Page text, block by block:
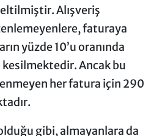
Alışveriş
faturaya
yüzde 10’u oranında
kesilmektedir. Ancak bu
her fatura için 290
gibi, almayanlara da